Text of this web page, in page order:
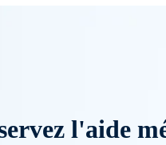
l'aide